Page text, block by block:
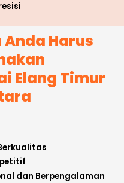
Harus
Elang Timur
dan Berpengalaman